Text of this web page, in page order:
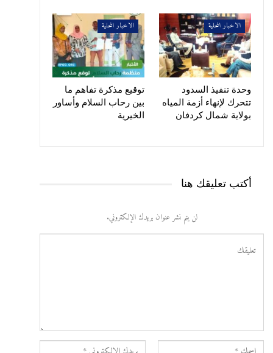
الاخبار المحلية
وحدة تنفيذ السدود
تتحرك لإنهاء أزمة المياه
بولاية شمال كردفان
الاخبار المحلية
توقيع مذكرة تفاهم ما
بين رحاب السلام وأساور
الخيرية
أكتب تعليقك هنا
لن يتم نشر عنوان بريدك الإلكتروني.